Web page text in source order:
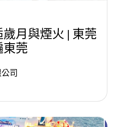
月與煙火 | 東莞
東莞
司